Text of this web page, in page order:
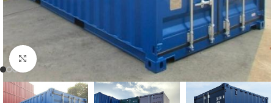
Click to enlarge